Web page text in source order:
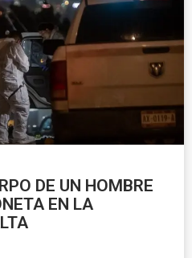
DE UN HOMBRE
EN LA